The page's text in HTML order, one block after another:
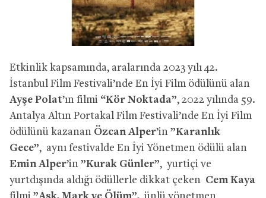
Etkinlik kapsamında, aralarında 2023 yılı 42.
İstanbul Film Festivali’nde En İyi Film ödülünü alan
Ayşe Polat’ın filmi “Kör Noktada”, 2022 yılında 59.
Antalya Altın Portakal Film Festivali’nde En İyi Film
ödülünü kazanan Özcan Alper’in ”Karanlık
Gece”, aynı festivalde En İyi Yönetmen ödülü alan
Emin Alper’in ”Kurak Günler”, yurtiçi ve
yurtdışında aldığı ödüllerle dikkat çeken Cem Kaya